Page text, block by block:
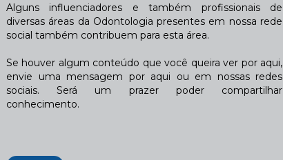
Alguns influenciadores e também profissionais de
diversas áreas da Odontologia presentes em nossa rede
social também contribuem para esta área.
Se houver algum conteúdo que você queira ver por aqui,
envie uma mensagem por aqui ou em nossas redes
sociais. Será um prazer poder compartilhar
conhecimento.